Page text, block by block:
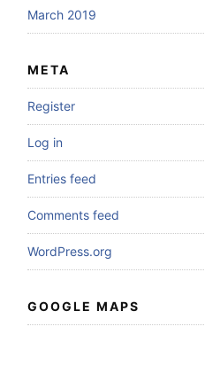
March 2019
META
Register
Log in
Entries feed
Comments feed
WordPress.org
GOOGLE MAPS